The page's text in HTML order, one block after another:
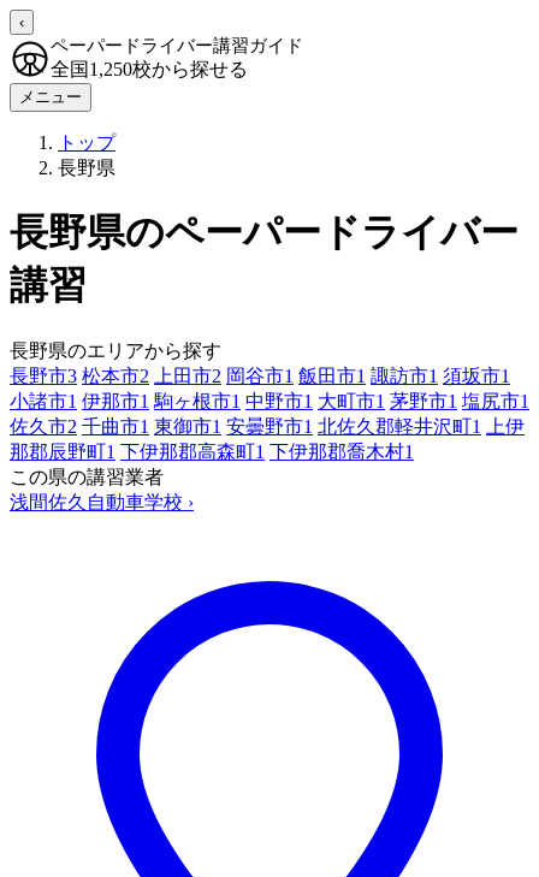
‹
ペーパードライバー講習ガイド
全国1,250校から探せる
メニュー
トップ
長野県
長野県のペーパードライバー
講習
長野県のエリアから探す
長野市3 松本市2 上田市2 岡谷市1 飯田市1 諏訪市1 須坂市1
小諸市1 伊那市1 駒ヶ根市1 中野市1 大町市1 茅野市1 塩尻市1
佐久市2 千曲市1 東御市1 安曇野市1 北佐久郡軽井沢町1
上伊
那郡辰野町1 下伊那郡高森町1 下伊那郡喬木村1
この県の講習業者
浅間佐久自動車学校 ›